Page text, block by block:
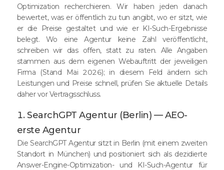
Optimization recherchieren. Wir haben jeden danach
bewertet, was er öffentlich zu tun angibt, wo er sitzt, wie
er die Preise gestaltet und wie er KI-Such-Ergebnisse
belegt. Wo eine Agentur keine Zahl veröffentlicht,
schreiben wir das offen, statt zu raten. Alle Angaben
stammen aus dem eigenen Webauftritt der jeweiligen
Firma (Stand Mai 2026); in diesem Feld ändern sich
Leistungen und Preise schnell, prüfen Sie aktuelle Details
daher vor Vertragsschluss.
1. SearchGPT Agentur (Berlin) — AEO-
erste Agentur
Die SearchGPT Agentur sitzt in Berlin (mit einem zweiten
Standort in München) und positioniert sich als dezidierte
Answer-Engine-Optimization- und KI-Such-Agentur für